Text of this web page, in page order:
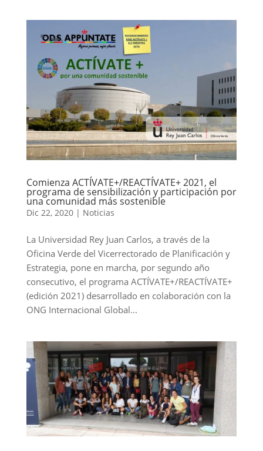
Comienza ACTÍVATE+/REACTÍVATE+ 2021, el
programa de sensibilización y participación por
una comunidad más sostenible
Dic 22, 2020| Noticias
La Universidad Rey Juan Carlos, a través de la
Oficina Verde del Vicerrectorado de Planificación y
Estrategia, pone en marcha, por segundo año
consecutivo, el programa ACTÍVATE+/REACTÍVATE+
(edición 2021) desarrollado en colaboración con la
ONG Internacional Global...